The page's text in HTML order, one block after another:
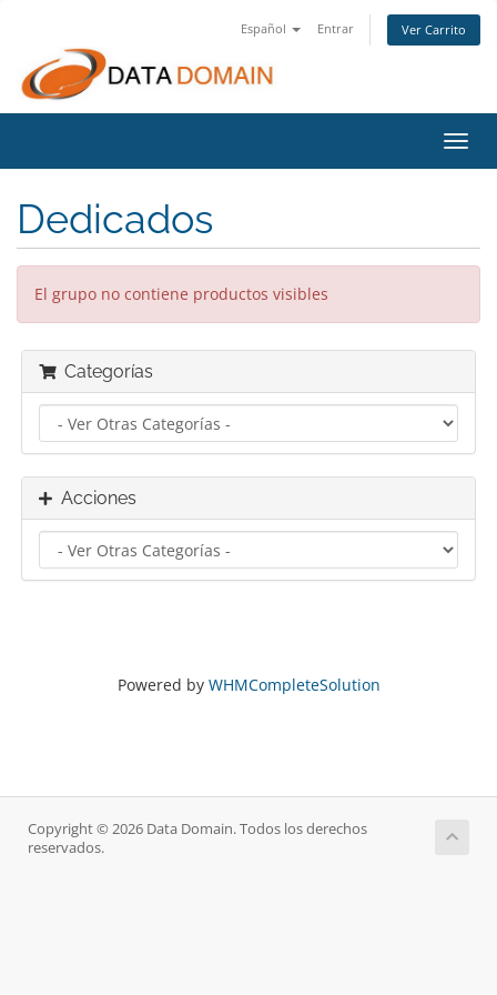
Español Entrar Ver Carrito
Dedicados
El grupo no contiene productos visibles
Categorías
Acciones
Powered by WHMCompleteSolution
Copyright © 2026 Data Domain. Todos los derechos
reservados.